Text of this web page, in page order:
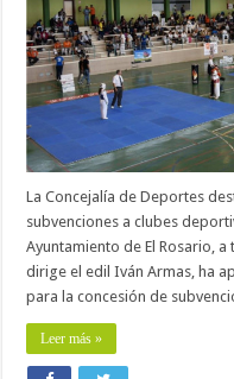
La Concejalía de Deportes
subvenciones a clubes
Ayuntamiento de El Rosario,
dirige el edil Iván Armas, ha
para la concesión de
Leer más »